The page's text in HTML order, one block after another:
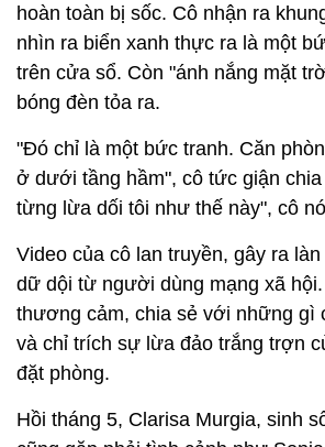
hoàn toàn bị sốc. Cô nhận ra
nhìn ra biển xanh thực ra là một
trên cửa sổ. Còn "ánh nắng mặt
bóng đèn tỏa ra.
"Đó chỉ là một bức tranh. Căn
ở dưới tầng hầm", cô tức giận
từng lừa dối tôi như thế này", cô
Video của cô lan truyền, gây ra
dữ dội từ người dùng mạng xã
thương cảm, chia sẻ với những gì
và chỉ trích sự lừa đảo trắng trợn
đặt phòng.
Hồi tháng 5, Clarisa Murgia, sinh